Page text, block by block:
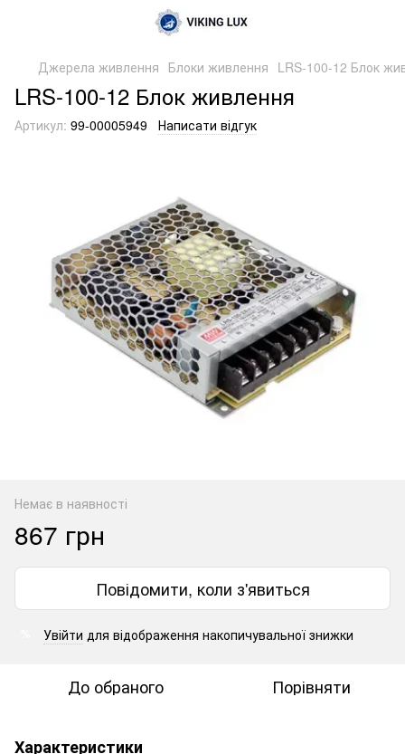
Джерела живлення Блоки живлення LRS-100-12 Блок
LRS-100-12 Блок живлення
Артикул: 99-00005949 Написати відгук
Немає в наявності
867 грн
Повідомити, коли з'явиться
Увійти для відображення накопичувальної знижки
До обраного Порівняти
Характеристики